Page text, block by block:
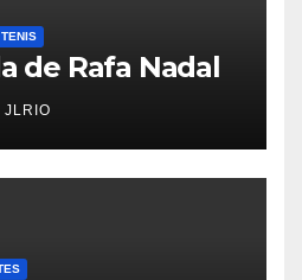
TENIS
de Rafa Nadal
JLRIO